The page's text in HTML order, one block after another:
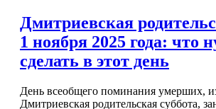
Дмитриевская
1 ноября 2025 года: что
сделать в этот день
День всеобщего поминания умерших,
Дмитриевская родительская суббота,